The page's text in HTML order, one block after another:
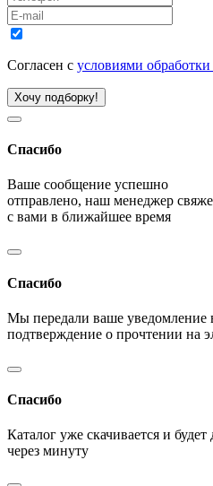
Согласен с условиями
Хочу подборку!
Спасибо
Ваше сообщение успешно
отправлено, наш менеджер
с вами в ближайшее время
Спасибо
Мы передали ваше уведомление
подтверждение о прочтении на
Спасибо
Каталог уже скачивается и
через минуту